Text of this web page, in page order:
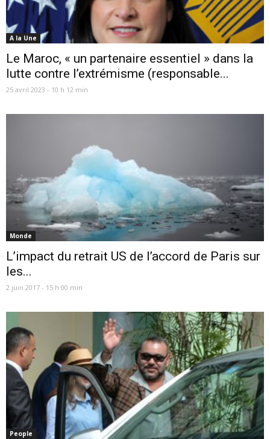
A la Une
Le Maroc, « un partenaire essentiel » dans la
lutte contre l’extrémisme (responsable...
25 avril 2023 - 10 h 12 min
Monde
L’impact du retrait US de l’accord de Paris sur
les...
2 juin 2017 - 15 h 00 min
People